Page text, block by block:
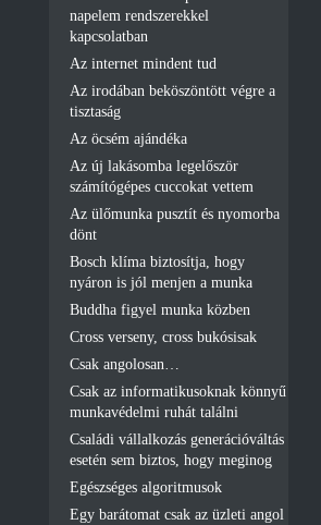
napelem rendszerekkel
kapcsolatban
Az internet mindent tud
Az irodában beköszöntött végre a
tisztaság
Az öcsém ajándéka
Az új lakásomba legelőször
számítógépes cuccokat vettem
Az ülőmunka pusztít és nyomorba
dönt
Bosch klíma biztosítja, hogy
nyáron is jól menjen a munka
Buddha figyel munka közben
Cross verseny, cross bukósisak
Csak angolosan…
Csak az informatikusoknak könnyű
munkavédelmi ruhát találni
Családi vállalkozás generációváltás
esetén sem biztos, hogy meginog
Egészséges algoritmusok
Egy barátomat csak az üzleti angol